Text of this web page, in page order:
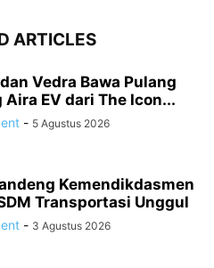
ARTICLES
Vedra Bawa Pulang
EV dari The Icon...
- 5 Agustus 2026
Kemendikdasmen
Transportasi Unggul
- 3 Agustus 2026